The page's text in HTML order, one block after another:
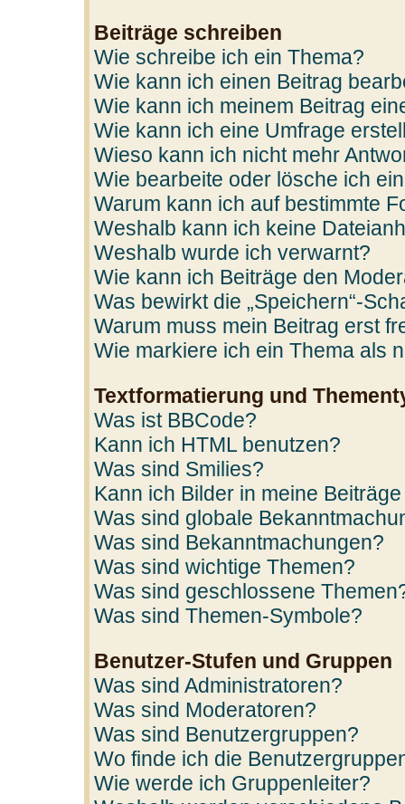
Beiträge schreiben
Wie schreibe ich ein Thema?
Wie kann ich einen Beitrag
Wie kann ich meinem Beitrag
Wie kann ich eine Umfrage
Wieso kann ich nicht mehr
Wie bearbeite oder lösche ich
Warum kann ich auf bestimmte
Weshalb kann ich keine
Weshalb wurde ich verwarnt?
Wie kann ich Beiträge den
Was bewirkt die „Speichern“-
Warum muss mein Beitrag erst
Wie markiere ich ein Thema als
Textformatierung und
Was ist BBCode?
Kann ich HTML benutzen?
Was sind Smilies?
Kann ich Bilder in meine
Was sind globale
Was sind Bekanntmachungen?
Was sind wichtige Themen?
Was sind geschlossene
Was sind Themen-Symbole?
Benutzer-Stufen und Gruppen
Was sind Administratoren?
Was sind Moderatoren?
Was sind Benutzergruppen?
Wo finde ich die
Wie werde ich Gruppenleiter?